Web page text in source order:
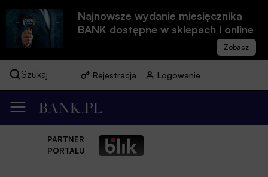
Najnowsze wydanie miesięcznika
BANK dostępne w sklepach i online
Szukaj Rejestracja Logowanie
PARTNER
PORTALU